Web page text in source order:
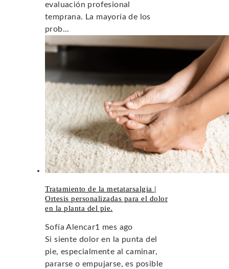
evaluación profesional
temprana. La mayoría de los
prob...
Tratamiento de la metatarsalgia |
Ortesis personalizadas para el dolor
en la planta del pie.
Sofía Alencar1 mes ago
Si siente dolor en la punta del
pie, especialmente al caminar,
pararse o empujarse, es posible